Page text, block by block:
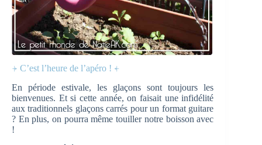
⍆ C’est l’heure de l’apéro ! ⍅
En période estivale, les glaçons sont toujours les
bienvenues. Et si cette année, on faisait une infidélité
aux traditionnels glaçons carrés pour un format guitare
? En plus, on pourra même touiller notre boisson avec
!